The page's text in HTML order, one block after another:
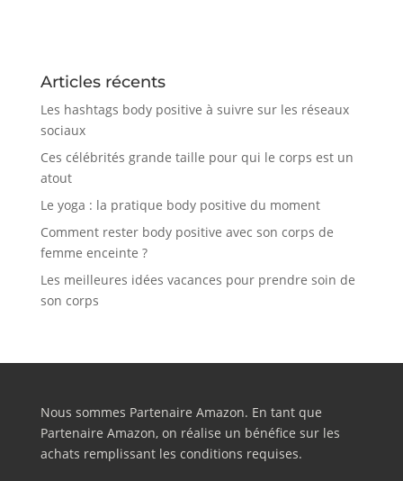
Articles récents
Les hashtags body positive à suivre sur les réseaux
sociaux
Ces célébrités grande taille pour qui le corps est un
atout
Le yoga : la pratique body positive du moment
Comment rester body positive avec son corps de
femme enceinte ?
Les meilleures idées vacances pour prendre soin de
son corps
Nous sommes Partenaire Amazon. En tant que
Partenaire Amazon, on réalise un bénéfice sur les
achats remplissant les conditions requises.